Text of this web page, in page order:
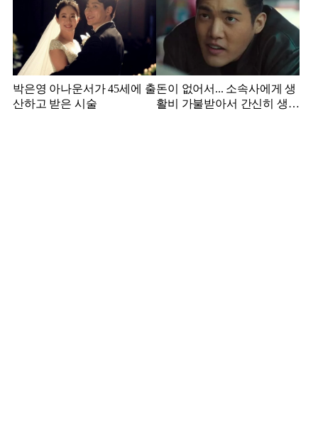
박은영 아나운서가 45세에 출
산하고 받은 시술
돈이 없어서... 소속사에게 생
활비 가불받아서 간신히 생활